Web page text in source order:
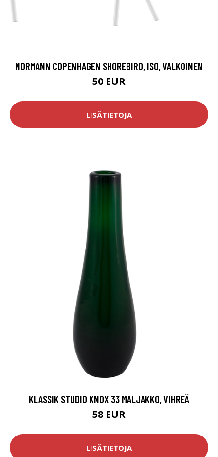
NORMANN COPENHAGEN SHOREBIRD, ISO, VALKOINEN
50 EUR
LISÄTIETOJA
KLASSIK STUDIO KNOX 33 MALJAKKO, VIHREÄ
58 EUR
LISÄTIETOJA